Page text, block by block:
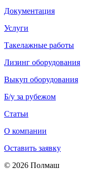
Документация
Услуги
Такелажные работы
Лизинг оборудования
Выкуп оборудования
Б/у за рубежом
Статьи
О компании
Оставить заявку
© 2026 Полмаш